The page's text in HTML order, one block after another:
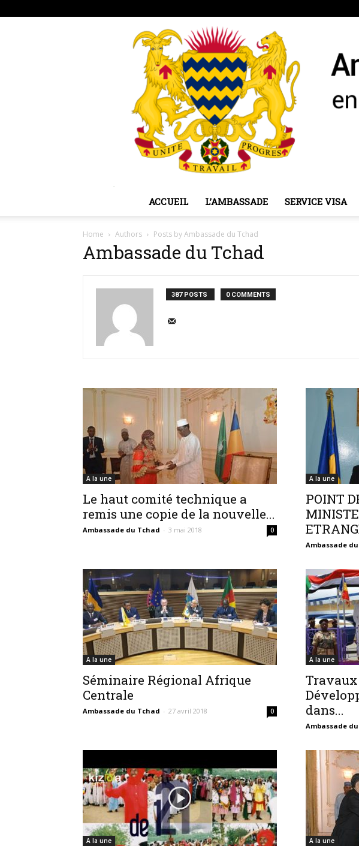
ACCUEIL L’AMBASSADE SERVICE VISA
Home Authors Posts by Ambassade du Tchad
Ambassade du Tchad
387 POSTS 0 COMMENTS
A la une
Le haut comité technique a
remis une copie de la nouvelle...
Ambassade du Tchad - 3 mai 2018 0
A la une
POINT
Ambassade
A la une
Séminaire Régional Afrique
Centrale
Ambassade du Tchad - 27 avril 2018 0
A la une
Travaux
dans...
Ambassade
A la une A la une